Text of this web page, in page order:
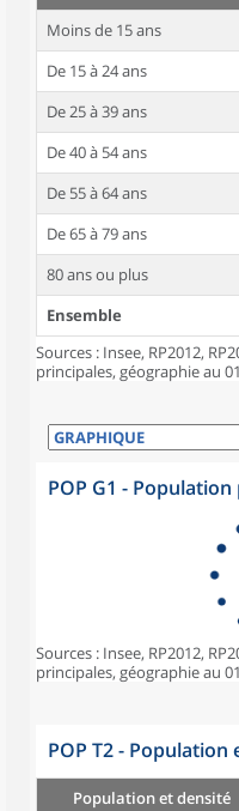
Moins de 15 ans
De 15 à 24 ans
De 25 à 39 ans
De 40 à 54 ans
De 55 à 64 ans
De 65 à 79 ans
80 ans ou plus
Ensemble
Sources : Insee, RP2012,
principales, géographie au
POP G1 -
Sources : Insee, RP2012,
principales, géographie au
POP T2 -
Population et densité